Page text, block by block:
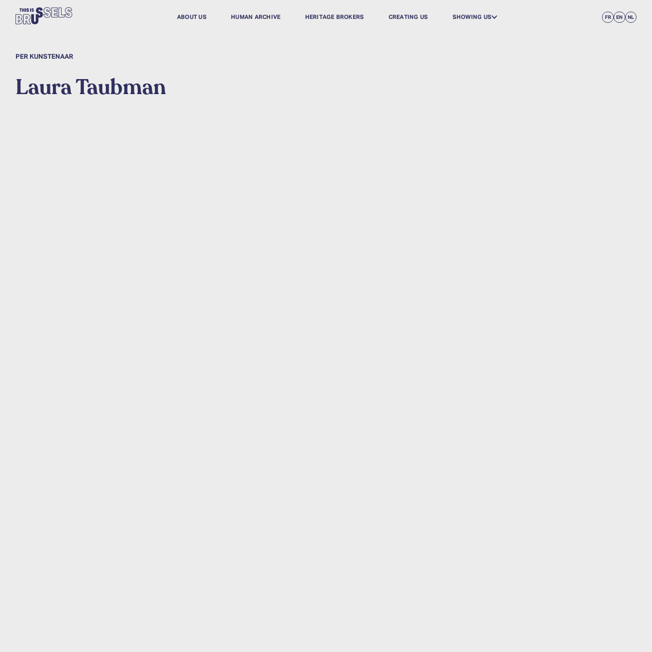
ABOUT US HUMAN ARCHIVE HERITAGE BROKERS CREATING US SHOWING US FR EN NL
PER KUNSTENAAR
Laura Taubman